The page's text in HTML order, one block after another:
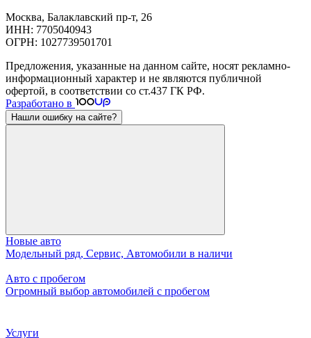
Москва, Балаклавский пр-т, 26
ИНН: 7705040943
ОГРН: 1027739501701
Предложения, указанные на данном сайте, носят рекламно-
информационный характер и не являются публичной
офертой, в соответствии со ст.437 ГК РФ.
Разработано в
Нашли ошибку на сайте?
Новые авто
Модельный ряд, Сервис, Автомобили в наличи
Авто с пробегом
Огромный выбор автомобилей с пробегом
Услуги